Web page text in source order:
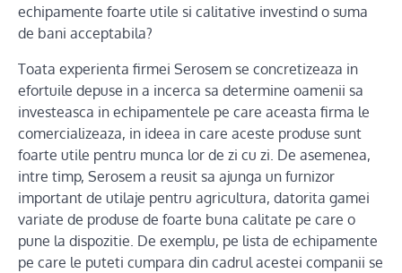
echipamente foarte utile si calitative investind o suma
de bani acceptabila?
Toata experienta firmei Serosem se concretizeaza in
efortuile depuse in a incerca sa determine oamenii sa
investeasca in echipamentele pe care aceasta firma le
comercializeaza, in ideea in care aceste produse sunt
foarte utile pentru munca lor de zi cu zi. De asemenea,
intre timp, Serosem a reusit sa ajunga un furnizor
important de utilaje pentru agricultura, datorita gamei
variate de produse de foarte buna calitate pe care o
pune la dispozitie. De exemplu, pe lista de echipamente
pe care le puteti cumpara din cadrul acestei companii se